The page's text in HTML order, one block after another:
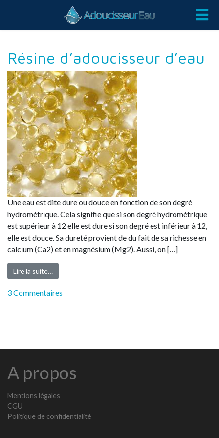
Résine d’adoucisseur d’eau
Une eau est dite dure ou douce en fonction de son degré
hydrométrique. Cela signifie que si son degré hydrométrique
est supérieur à 12 elle est dure si son degré est inférieur à 12,
elle est douce. Sa dureté provient de du fait de sa richesse en
calcium (Ca2) et en magnésium (Mg2). Aussi, on […]
Lire la suite…
3 Commentaires
A propos
Mentions légales
CGU
Politique de confidentialité